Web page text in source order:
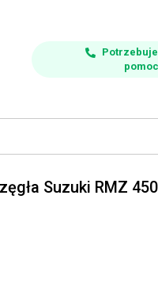
Suzuki RMZ